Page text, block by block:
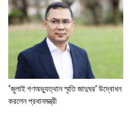
‘জুলাই গণঅভ্যুত্থান স্মৃতি জাদুঘর’ উদ্বোধন
করলেন প্রধানমন্ত্রী